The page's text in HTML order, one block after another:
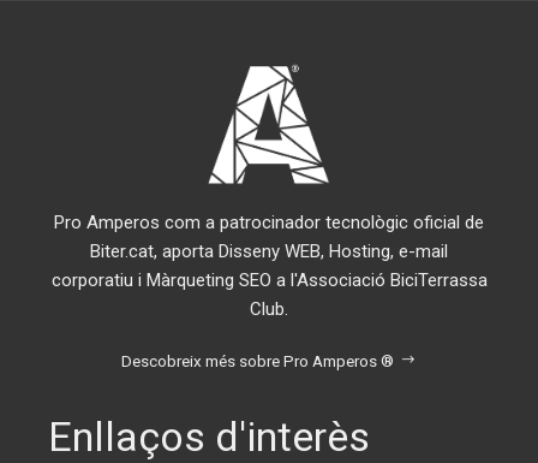
Pro Amperos com a patrocinador tecnològic oficial de
Biter.cat, aporta Disseny WEB, Hosting, e-mail
corporatiu i Màrqueting SEO a l'Associació BiciTerrassa
Club.
Descobreix més sobre Pro Amperos ®
Enllaços d'interès